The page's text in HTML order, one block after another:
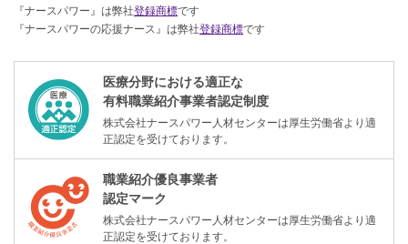
『ナースパワー』は弊社登録商標です
『ナースパワーの応援ナース』は弊社登録商標です
医療分野における適正な
有料職業紹介事業者認定制度
株式会社ナースパワー人材センターは厚生労働省より適
正認定を受けております。
職業紹介優良事業者
認定マーク
株式会社ナースパワー人材センターは厚生労働省より適
正認定を受けております。